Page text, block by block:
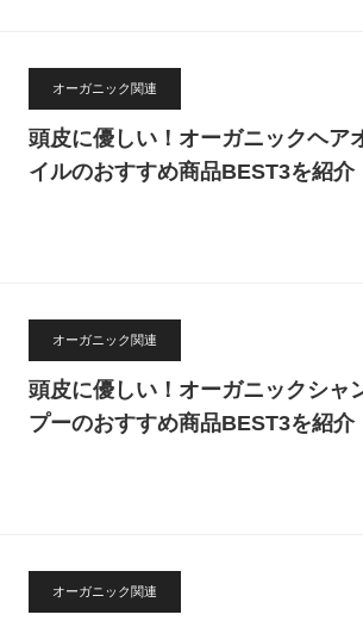
オーガニック関連
頭皮に優しい！オーガニックヘア
イルのおすすめ商品BEST3を紹介
オーガニック関連
頭皮に優しい！オーガニックシャ
プーのおすすめ商品BEST3を紹介
オーガニック関連